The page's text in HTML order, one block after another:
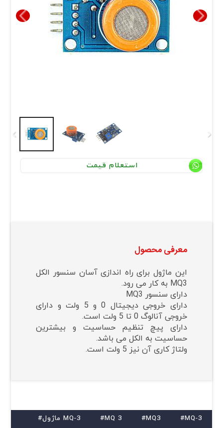
استعلام قیمت
معرفی محصول
این ماژول برای راه اندازی آسان سنسور الکل
MQ3 به کار می رود.
دارای سنسور MQ3
دارای خروجی دیجیتال 0 و 5 ولت و دارای
خروجی آنالوگ 0 تا 5 ولت است.
دارای پیچ تنظیم حساسیت و بیشترین
حساسیت به الکل می باشد.
ولتاژ کاری آن نیز 5 ولت است.
#MQ-3
#MQ3
#MQ 3
#ماژول MQ-3